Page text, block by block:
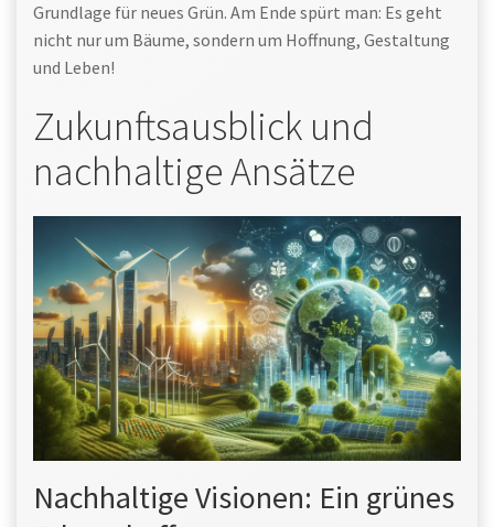
Grundlage für neues Grün. Am Ende spürt man: Es geht
nicht nur um Bäume, sondern um Hoffnung, Gestaltung
und Leben!
Zukunftsausblick und
nachhaltige Ansätze
Nachhaltige Visionen: Ein grünes